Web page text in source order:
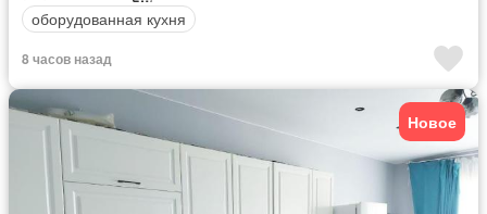
оборудованная кухня
8 часов назад
Новое